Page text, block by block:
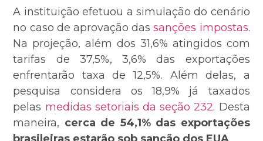
A instituição efetuou a simulação do cenário
no caso de aprovação dassanções impostas.
Na projeção, além dos 31,6% atingidos com
tarifas de 37,5%, 3,6% das exportações
enfrentarão taxa de 12,5%. Além delas, a
pesquisa considera os 18,9% já taxados
pelas medidas setoriais da seção 232. Desta
maneira, cerca de 54,1% das exportações